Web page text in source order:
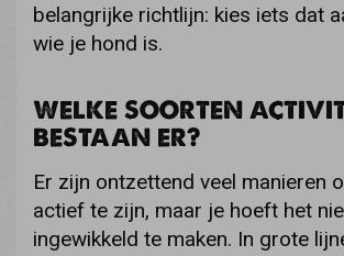
belangrijke richtlijn: kies iets dat
wie je hond is.
WELKE SOORTEN
BESTAAN ER?
Er zijn ontzettend veel manieren
actief te zijn, maar je hoeft het
ingewikkeld te maken. In grote